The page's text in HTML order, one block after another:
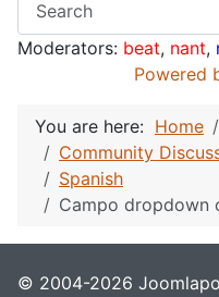
Moderators: beat, nant,
Powered
You are here: Home
Community
Spanish
Campo dropdown
© 2004-2026